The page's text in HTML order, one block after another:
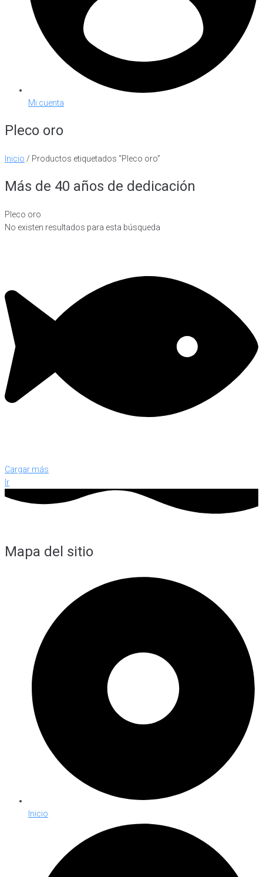
Mi cuenta
Pleco oro
Inicio / Productos etiquetados “Pleco oro”
Más de 40 años de dedicación
Pleco oro
No existen resultados para esta búsqueda
Cargar más
Ir
Mapa del sitio
Inicio